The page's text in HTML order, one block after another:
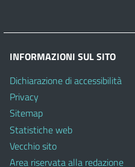
INFORMAZIONI SUL SITO
Dichiarazione di accessibilità
Privacy
Sitemap
Statistiche web
Vecchio sito
Area riservata alla redazione